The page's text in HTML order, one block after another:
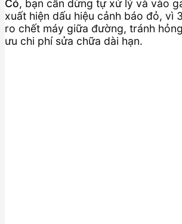
Có, bạn cần dừng tự xử lý và vào
xuất hiện dấu hiệu cảnh báo đỏ, vì
ro chết máy giữa đường, tránh
ưu chi phí sửa chữa dài hạn.